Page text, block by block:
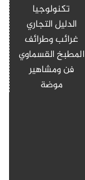
تكنولوجيا
الدليل التجاري
غرائب وطرائف
المطبخ القسماوي
فن ومشاهير
موضة